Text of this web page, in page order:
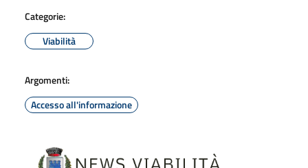
Categorie:
Viabilità
Argomenti:
Accesso all'informazione